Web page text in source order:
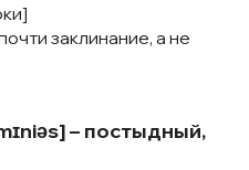
заклинание, а не
– постыдный,